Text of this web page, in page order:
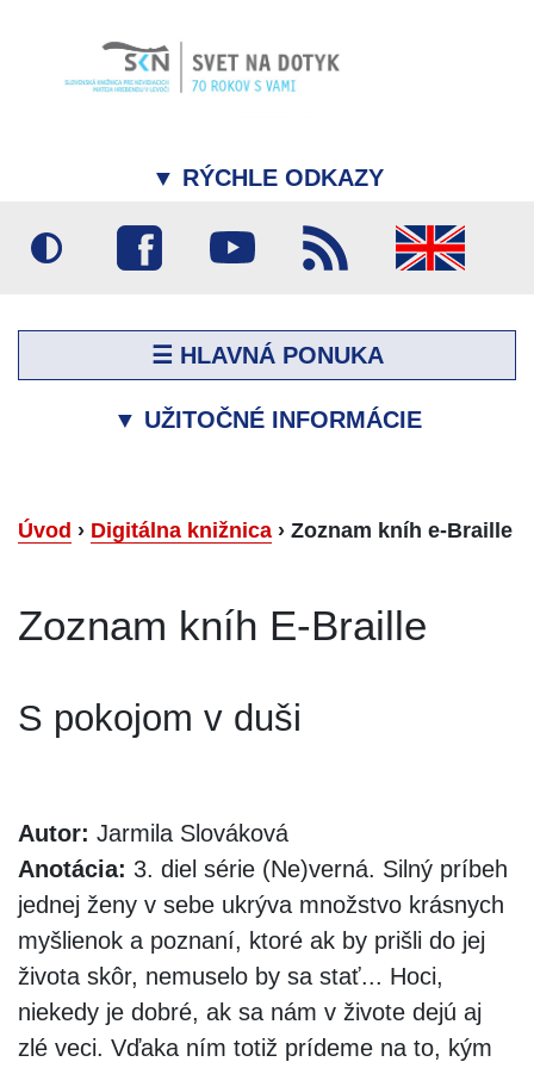
▼ RÝCHLE ODKAZY
☰ HLAVNÁ PONUKA
▼ UŽITOČNÉ INFORMÁCIE
Úvod › Digitálna knižnica › Zoznam kníh e-Braille
Zoznam kníh E-Braille
S pokojom v duši
Autor: Jarmila Slováková
Anotácia: 3. diel série (Ne)verná. Silný príbeh
jednej ženy v sebe ukrýva množstvo krásnych
myšlienok a poznaní, ktoré ak by prišli do jej
života skôr, nemuselo by sa stať... Hoci,
niekedy je dobré, ak sa nám v živote dejú aj
zlé veci. Vďaka ním totiž prídeme na to, kým